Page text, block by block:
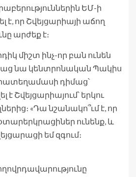
ԵՄ-ի
է, որ Շվեյցարիայի աճող
արժեք է։
միշտ ինչ-որ բան ունեն
նա կենտրոնական Պակիս
դիմաց՝
է Շվեյցարիայում՝ երկու
«Դա նշանակո՞ւմ է, որ
ունենք, և
եմ զգում։